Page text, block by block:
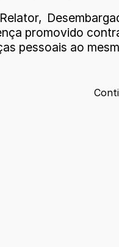
promovido
pessoais ao